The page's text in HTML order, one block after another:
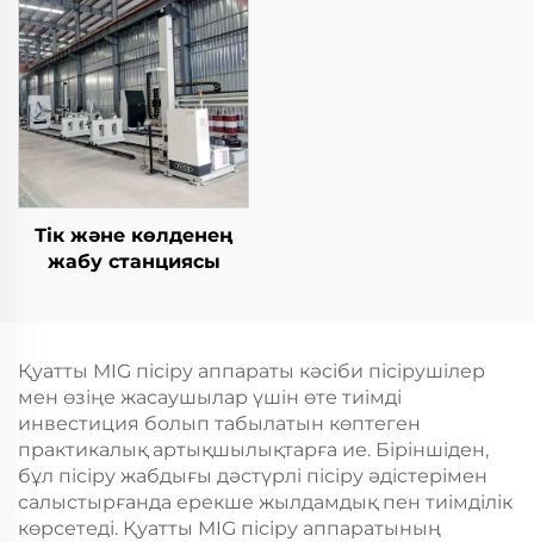
Тік және көлденең
жабу станциясы
Қуатты MIG пісіру аппараты кәсіби пісірушілер
мен өзіңе жасаушылар үшін өте тиімді
инвестиция болып табылатын көптеген
практикалық артықшылықтарға ие. Біріншіден,
бұл пісіру жабдығы дәстүрлі пісіру әдістерімен
салыстырғанда ерекше жылдамдық пен тиімділік
көрсетеді. Қуатты MIG пісіру аппаратының